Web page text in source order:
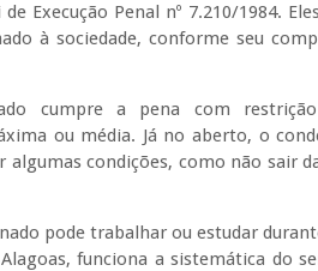
Execução Penal nº 7.210/1984.
à sociedade, conforme seu
cumpre a pena com
ou média. Já no aberto, o
condições, como não sair
pode trabalhar ou estudar
funciona a sistemática do